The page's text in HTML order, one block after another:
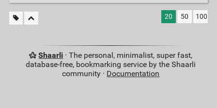
20 50 100
Shaarli · The personal, minimalist, super fast,
database-free, bookmarking service by the Shaarli
community · Documentation